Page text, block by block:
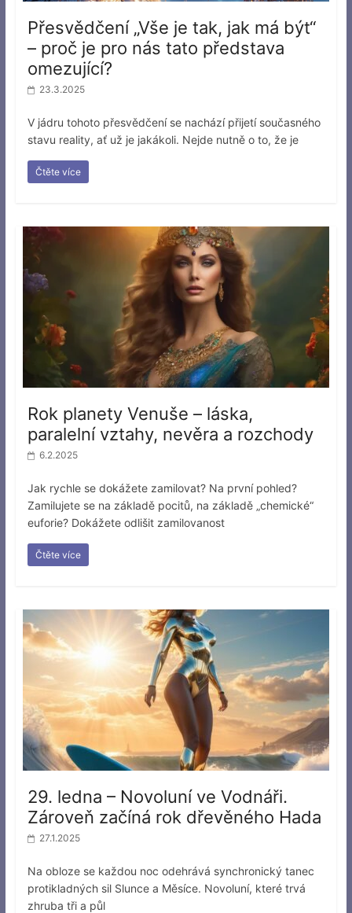
Přesvědčení „Vše je tak, jak má být“
– proč je pro nás tato představa
omezující?
23.3.2025
V jádru tohoto přesvědčení se nachází přijetí současného
stavu reality, ať už je jakákoli. Nejde nutně o to, že je
Čtěte více
Rok planety Venuše – láska,
paralelní vztahy, nevěra a rozchody
6.2.2025
Jak rychle se dokážete zamilovat? Na první pohled?
Zamilujete se na základě pocitů, na základě „chemické“
euforie? Dokážete odlišit zamilovanost
Čtěte více
29. ledna – Novoluní ve Vodnáři.
Zároveň začíná rok dřevěného Hada
27.1.2025
Na obloze se každou noc odehrává synchronický tanec
protikladných sil Slunce a Měsíce. Novoluní, které trvá
zhruba tři a půl